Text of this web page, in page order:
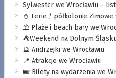
Sylwester we Wrocławiu –
⛄️ Ferie / półkolonie Zimowe
⛱️ Plaże i beach bary we
⛺️Weekend na Dolnym
🔮 Andrzejki we Wrocławiu
📍 Atrakcje we Wrocławiu
🎟️ Bilety na wydarzenia we